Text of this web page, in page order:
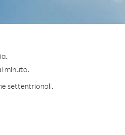
minuto.
settentrionali.